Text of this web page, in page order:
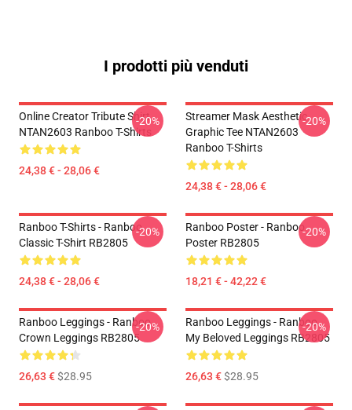
I prodotti più venduti
Online Creator Tribute Shirt
NTAN2603 Ranboo T-Shirts
24,38 € - 28,06 €
-20%
Streamer Mask Aesthetic
Graphic Tee NTAN2603
Ranboo T-Shirts
24,38 € - 28,06 €
-20%
Ranboo T-Shirts - Ranboo
Classic T-Shirt RB2805
24,38 € - 28,06 €
-20%
Ranboo Poster - Ranboo
Poster RB2805
18,21 € - 42,22 €
-20%
Ranboo Leggings - Ranboo
Crown Leggings RB2805
26,63 €$28.95
-20%
Ranboo Leggings - Ranboo
My Beloved Leggings RB2805
26,63 €$28.95
-20%